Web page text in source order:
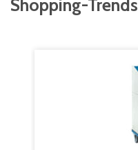
Shopping-Trends